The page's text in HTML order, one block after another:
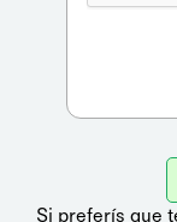
Si preferís que